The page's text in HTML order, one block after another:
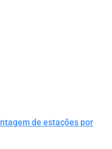
de estações por